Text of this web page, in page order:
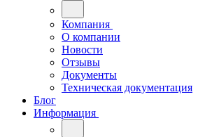
Компания
О компании
Новости
Отзывы
Документы
Техническая документация
Блог
Информация